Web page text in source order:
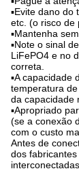
▪Evite dano do
etc. (o risco de
▪Mantenha
▪Note o sinal
LiFePO4 e no
correta.
▪A capacidade
temperatura
da capacidade
▪Apropriado
(se a conexão
com o custo
Antes de
dos
interconectadas.